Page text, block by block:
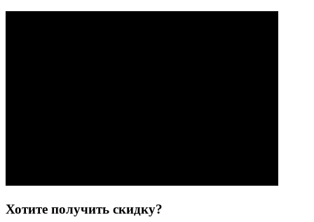
Хотите получить скидку?